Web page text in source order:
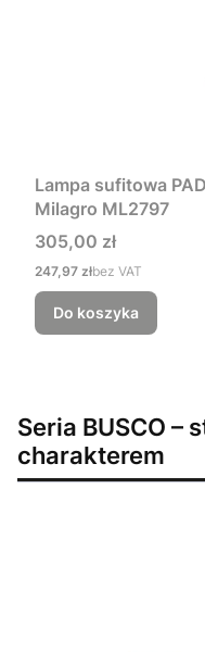
Lampa sufitowa
Milagro ML2797
Cena
305,00 zł
Cena
247,97 złbez VAT
Do koszyka
Seria BUSCO –
charakterem